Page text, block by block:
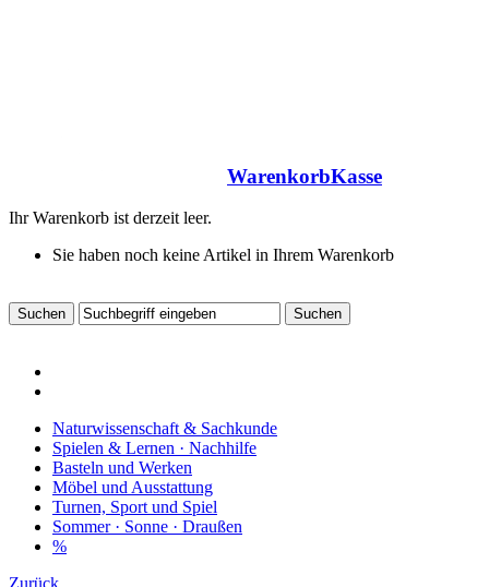
WarenkorbKasse
Ihr Warenkorb ist derzeit leer.
Sie haben noch keine Artikel in Ihrem Warenkorb
Naturwissenschaft & Sachkunde
Spielen & Lernen · Nachhilfe
Basteln und Werken
Möbel und Ausstattung
Turnen, Sport und Spiel
Sommer · Sonne · Draußen
%